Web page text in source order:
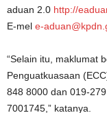
aduan 2.0 http://
E-mel e-
“Selain itu, maklumat
Penguatkuasaan
848 8000 dan 019-
7001745,” katanya.